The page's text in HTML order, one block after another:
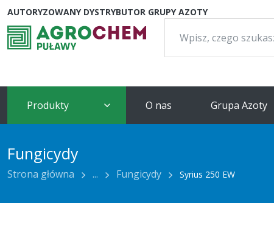
AUTORYZOWANY DYSTRYBUTOR GRUPY AZOTY
Produkty O nas Grupa Azoty
Fungicydy
Strona główna ... Fungicydy Syrius 250 EW